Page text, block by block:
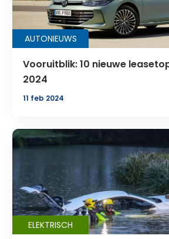
AUTONIEUWS
Vooruitblik: 10 nieuwe
2024
11 feb 2024
ELEKTRISCH